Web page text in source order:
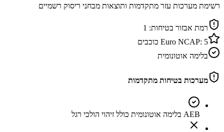
רשימת מערכות עזר מתקדמות ותוצאות מבחני ריסוק רשמיים
רמת אבזור בטיחות: 1
Euro NCAP: 5
כוכבים
בלימה אוטונומית
מערכות בטיחות מתקדמות
AEB בלימה אוטונומית כולל זיהוי הולכי רגל